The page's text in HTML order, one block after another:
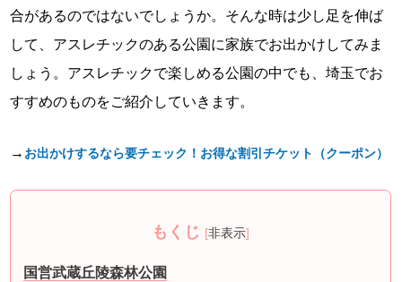
合があるのではないでしょうか。そんな時は少し足を伸ば
して、アスレチックのある公園に家族でお出かけしてみま
しょう。アスレチックで楽しめる公園の中でも、埼玉でお
すすめのものをご紹介していきます。
→ お出かけするなら要チェック！お得な割引チケット（クーポン）
もくじ [非表示]
国営武蔵丘陵森林公園